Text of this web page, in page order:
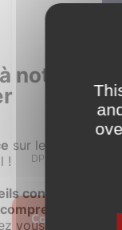
Calculez vos